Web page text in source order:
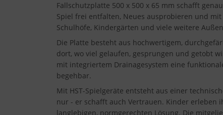
Fallschutzplatte 500 x 500 x 65 mm schafft
Spiel frei entfalten, Neues ausprobieren und
Schulhöfe, Kindergärten und viele weitere
Die Platte besteht aus hochwertigem,
dort, wo viel gelaufen, gesprungen und getobt
mit integriertem Drainagesystem eine
begehbar.
Mit HST-Spielgeräte entsteht aus einer
nur - er schafft auch Vertrauen. Kinder erleben
langlebigen, normgerechten Lösung. Die